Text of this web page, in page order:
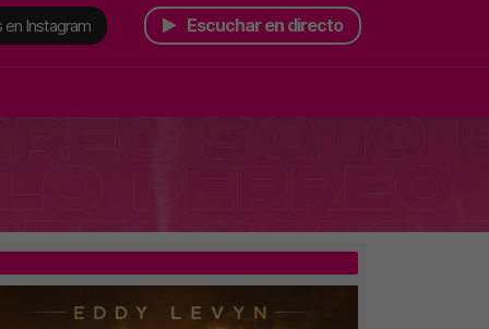
en Instagram Escuchar en directo